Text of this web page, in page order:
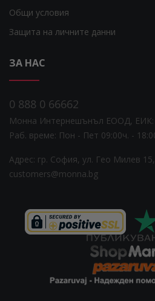
Общи условия
Защита на личните данни
ЗА НАС
0 888 0 66662
Монна Интернешънъл ЕООД, ЕИК:
Раб. време: Пoн - Пет 09:00ч. -
Адрес: гр. София, ул. Гео Милев
customers@monna.bg